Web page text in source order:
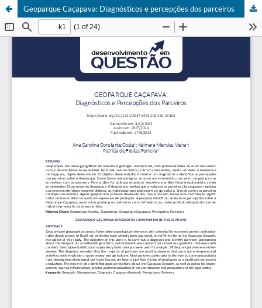
Geoparque Caçapava: Diagnósticos e percepções dos parceiros